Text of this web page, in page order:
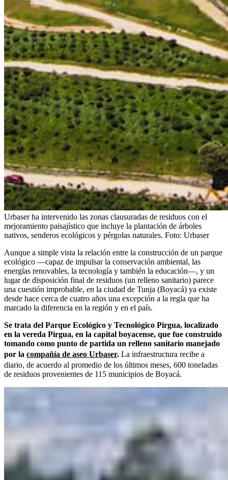
Urbaser ha intervenido las zonas clausuradas de residuos con el
mejoramiento paisajístico que incluye la plantación de árboles
nativos, senderos ecológicos y pérgolas naturales. Foto: Urbaser
Aunque a simple vista la relación entre la construcción de un parque
ecológico —capaz de impulsar la conservación ambiental, las
energías renovables, la tecnología y también la educación—, y un
lugar de disposición final de residuos (un relleno sanitario) parece
una cuestión improbable, en la ciudad de Tunja (Boyacá) ya existe
desde hace cerca de cuatro años una excepción a la regla que ha
marcado la diferencia en la región y en el país.
Se trata del Parque Ecológico y Tecnológico Pirgua, localizado
en la vereda Pirgua, en la capital boyacense, que fue construido
tomando como punto de partida un relleno sanitario manejado
por la compañía de aseo Urbaser. La infraestructura recibe a
diario, de acuerdo al promedio de los últimos meses, 600 toneladas
de residuos provenientes de 115 municipios de Boyacá.